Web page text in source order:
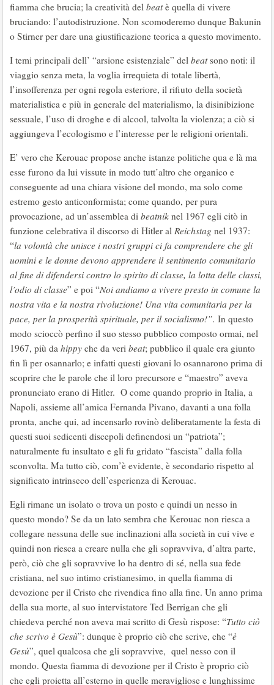
fiamma che brucia; la creatività del beatè quella di vivere
bruciando: l’autodistruzione. Non scomoderemo dunque Bakunin
o Stirner per dare una giustificazione teorica a questo movimento.
I temi principali dell’ “arsione esistenziale” del beatsono noti: il
viaggio senza meta, la voglia irrequieta di totale libertà,
l’insofferenza per ogni regola esteriore, il rifiuto della società
materialistica e più in generale del materialismo, la disinibizione
sessuale, l’uso di droghe e di alcool, talvolta la violenza; a ciò si
aggiungeva l’ecologismo e l’interesse per le religioni orientali.
E’ vero che Kerouac propose anche istanze politiche qua e là ma
esse furono da lui vissute in modo tutt’altro che organico e
conseguente ad una chiara visione del mondo, ma solo come
estremo gesto anticonformista; come quando, per pura
provocazione, ad un’assemblea di beatnik nel 1967 egli citò in
funzione celebrativa il discorso di Hitler al Reichstag nel 1937:
“la volontà che unisce i nostri gruppi ci fa comprendere che gli
uomini e le donne devono apprendere il sentimento comunitario
al fine di difendersi contro lo spirito di classe, la lotta delle classi,
l’odio di classe” e poi “Noi andiamo a vivere presto in comune la
nostra vita e la nostra rivoluzione! Una vita comunitaria per la
pace, per la prosperità spirituale, per il socialismo!”. In questo
modo scioccò perfino il suo stesso pubblico composto ormai, nel
1967, più da hippy che da veri beat; pubblico il quale era giunto
fin lì per osannarlo; e infatti questi giovani lo osannarono prima di
scoprire che le parole che il loro precursore e “maestro” aveva
pronunciato erano di Hitler. O come quando proprio in Italia, a
Napoli, assieme all’amica Fernanda Pivano, davanti a una folla
pronta, anche qui, ad incensarlo rovinò deliberatamente la festa di
questi suoi sedicenti discepoli definendosi un “patriota”;
naturalmente fu insultato e gli fu gridato “fascista” dalla folla
sconvolta. Ma tutto ciò, com’è evidente, è secondario rispetto al
significato intrinseco dell’esperienza di Kerouac.
Egli rimane un isolato o trova un posto e quindi un nesso in
questo mondo? Se da un lato sembra che Kerouac non riesca a
collegare nessuna delle sue inclinazioni alla società in cui vive e
quindi non riesca a creare nulla che gli sopravviva, d’altra parte,
però, ciò che gli sopravvive lo ha dentro di sé, nella sua fede
cristiana, nel suo intimo cristianesimo, in quella fiamma di
devozione per il Cristo che rivendica fino alla fine. Un anno prima
della sua morte, al suo intervistatore Ted Berrigan che gli
chiedeva perché non aveva mai scritto di Gesù rispose: “Tutto ciò
che scrivo è Gesù”: dunque è proprio ciò che scrive, che “è
Gesù”, quel qualcosa che gli sopravvive, quel nesso con il
mondo. Questa fiamma di devozione per il Cristo è proprio ciò
che egli proietta all’esterno in quelle meravigliose e lunghissime